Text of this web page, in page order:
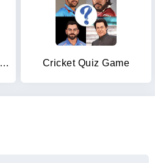
Hitwicket An Epic Cricket Game Cricket Quiz Game